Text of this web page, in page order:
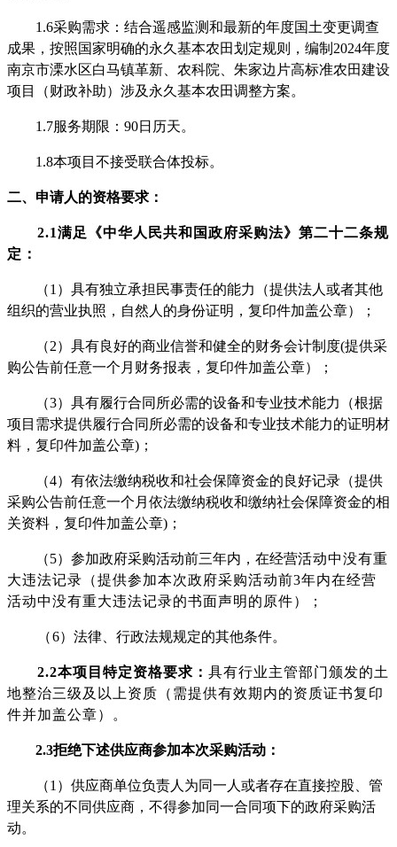
1.6采购需求：结合遥感监测和最新的年度国土变更调查
成果，按照国家明确的永久基本农田划定规则，编制2024年度
南京市溧水区白马镇革新、农科院、朱家边片高标准农田建设
项目（财政补助）涉及永久基本农田调整方案。
1.7服务期限 ： 90日历天。
1.8本项目不接受联合体投标。
二、申请人的资格要求：
2.1满足《中华人民共和国政府采购法》第二十二条规
定：
（1 ） 具有独立承担民事责任的能力（提供法人或者其他
组织的营业执照，自然人的身份证明，复印件加盖公章）；
（2）具有良好的商业信誉和健全的财务会计制度(提供采
购公告前任意一个月财务报表，复印件加盖公章）；
（3）具有履行合同所必需的设备和专业技术能力（根据
项目需求提供履行合同所必需的设备和专业技术能力的证明材
料，复印件加盖公章)；
（4）有依法缴纳税收和社会保障资金的良好记录（提供
采购公告前任意一个月依法缴纳税收和缴纳社会保障资金的相
关资料，复印件加盖公章)；
（5）参加政府采购活动前三年内，在经营活动中没有重
大违法记录（提供参加本次政府采购活动前3年内在经营
活动中没有重大违法记录的书面声明的原件）；
（6）法律、行政法规规定的其他条件。
2.2本项目特定资格要求： 具有行业主管部门颁发的土
地整治三级及以上资质（需提供有效期内的资质证书复印
件并加盖公章）
。
2.3拒绝下述供应商参加本次采购活动：
（1 ）供应商单位负责人为同一人或者存在直接控股、管
理关系的不同供应商，不得参加同一合同项下的政府采购活
动。